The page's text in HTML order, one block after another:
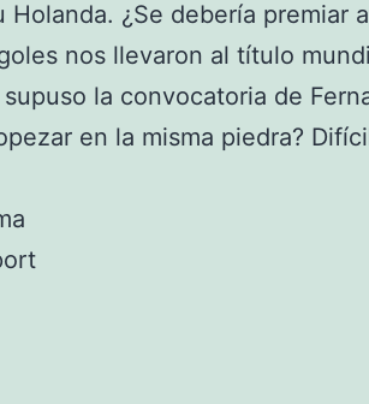
Holanda. ¿Se debería premiar
nos llevaron al título
la convocatoria de
en la misma piedra?